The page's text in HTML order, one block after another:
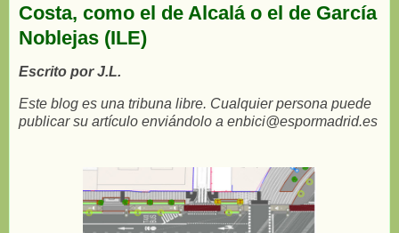
Costa, como el de Alcalá o el de García
Noblejas (ILE)
Escrito por J.L.
Este blog es una tribuna libre. Cualquier persona puede
publicar su artículo enviándolo a enbici@espormadrid.es